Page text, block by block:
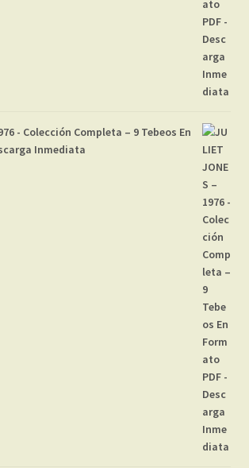
- Colección Completa – 9 Tebeos En
Inmediata